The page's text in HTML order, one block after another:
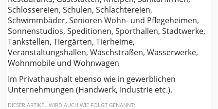
Schlossereien, Schulen, Schlachtereien,
Schwimmbäder, Senioren Wohn- und Pflegeheimen,
Sonnenstudios, Speditionen, Sporthallen, Stadtwerke,
Tankstellen, Tiergärten, Tierheime,
Veranstaltungshallen, Waschstraßen, Wasserwerke,
Wohnmobile und Wohnwagen
Im Privathaushalt ebenso wie in gewerblichen
Unternehmungen (Handwerk, Industrie etc.).
DIESER ARTIKEL WIRD AUCH WIE FOLGT GENANNT: